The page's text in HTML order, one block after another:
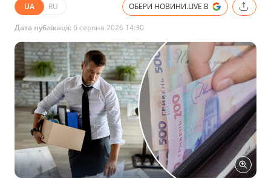
UA RU ОБЕРИ НОВИНИ.LIVE В
Дата публікації: 6 серпня 2026 14:30